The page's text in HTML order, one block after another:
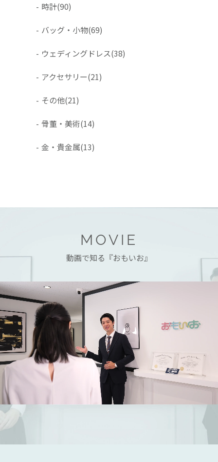
- 時計(90)
- バッグ・小物(69)
- ウェディングドレス(38)
- アクセサリー(21)
- その他(21)
- 骨董・美術(14)
- 金・貴金属(13)
MOVIE
動画で知る『おもいお』